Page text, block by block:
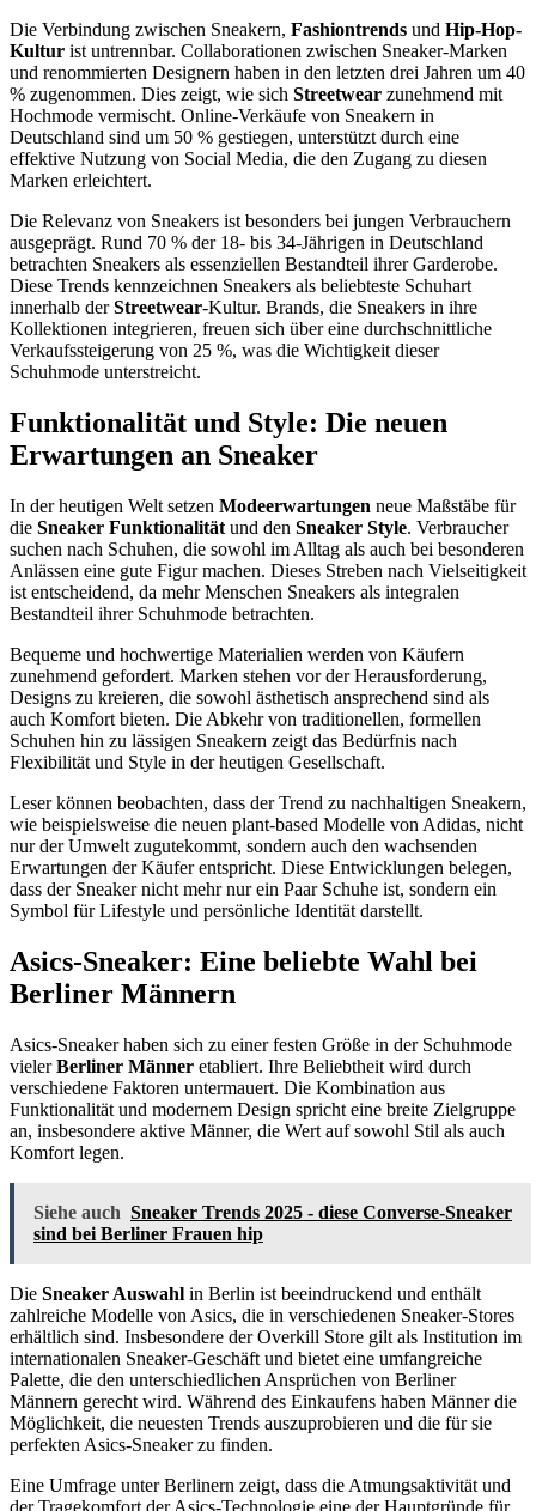
Die Verbindung zwischen Sneakern, Fashiontrends und Hip-Hop-
Kultur ist untrennbar. Collaborationen zwischen Sneaker-Marken
und renommierten Designern haben in den letzten drei Jahren um 40
% zugenommen. Dies zeigt, wie sich Streetwear zunehmend mit
Hochmode vermischt. Online-Verkäufe von Sneakern in
Deutschland sind um 50 % gestiegen, unterstützt durch eine
effektive Nutzung von Social Media, die den Zugang zu diesen
Marken erleichtert.
Die Relevanz von Sneakers ist besonders bei jungen Verbrauchern
ausgeprägt. Rund 70 % der 18- bis 34-Jährigen in Deutschland
betrachten Sneakers als essenziellen Bestandteil ihrer Garderobe.
Diese Trends kennzeichnen Sneakers als beliebteste Schuhart
innerhalb derStreetwear-Kultur. Brands, die Sneakers in ihre
Kollektionen integrieren, freuen sich über eine durchschnittliche
Verkaufssteigerung von 25 %, was die Wichtigkeit dieser
Schuhmode unterstreicht.
Funktionalität und Style: Die neuen
Erwartungen an Sneaker
In der heutigen Welt setzen Modeerwartungen neue Maßstäbe für
die Sneaker Funktionalität und den Sneaker Style. Verbraucher
suchen nach Schuhen, die sowohl im Alltag als auch bei besonderen
Anlässen eine gute Figur machen. Dieses Streben nach Vielseitigkeit
ist entscheidend, da mehr Menschen Sneakers als integralen
Bestandteil ihrer Schuhmode betrachten.
Bequeme und hochwertige Materialien werden von Käufern
zunehmend gefordert. Marken stehen vor der Herausforderung,
Designs zu kreieren, die sowohl ästhetisch ansprechend sind als
auch Komfort bieten. Die Abkehr von traditionellen, formellen
Schuhen hin zu lässigen Sneakern zeigt das Bedürfnis nach
Flexibilität und Style in der heutigen Gesellschaft.
Leser können beobachten, dass der Trend zu nachhaltigen Sneakern,
wie beispielsweise die neuen plant-based Modelle von Adidas, nicht
nur der Umwelt zugutekommt, sondern auch den wachsenden
Erwartungen der Käufer entspricht. Diese Entwicklungen belegen,
dass der Sneaker nicht mehr nur ein Paar Schuhe ist, sondern ein
Symbol für Lifestyle und persönliche Identität darstellt.
Asics-Sneaker: Eine beliebte Wahl bei
Berliner Männern
Asics-Sneaker haben sich zu einer festen Größe in der Schuhmode
vielerBerliner Männer etabliert. Ihre Beliebtheit wird durch
verschiedene Faktoren untermauert. Die Kombination aus
Funktionalität und modernem Design spricht eine breite Zielgruppe
an, insbesondere aktive Männer, die Wert auf sowohl Stil als auch
Komfort legen.
Siehe auch Sneaker Trends 2025 - diese Converse-Sneaker
sind bei Berliner Frauen hip
Die Sneaker Auswahl in Berlin ist beeindruckend und enthält
zahlreiche Modelle von Asics, die in verschiedenen Sneaker-Stores
erhältlich sind. Insbesondere der Overkill Store gilt als Institution im
internationalen Sneaker-Geschäft und bietet eine umfangreiche
Palette, die den unterschiedlichen Ansprüchen von Berliner
Männern gerecht wird. Während des Einkaufens haben Männer die
Möglichkeit, die neuesten Trends auszuprobieren und die für sie
perfekten Asics-Sneaker zu finden.
Eine Umfrage unter Berlinern zeigt, dass die Atmungsaktivität und
der Tragekomfort der Asics-Technologie eine der Hauptgründe für